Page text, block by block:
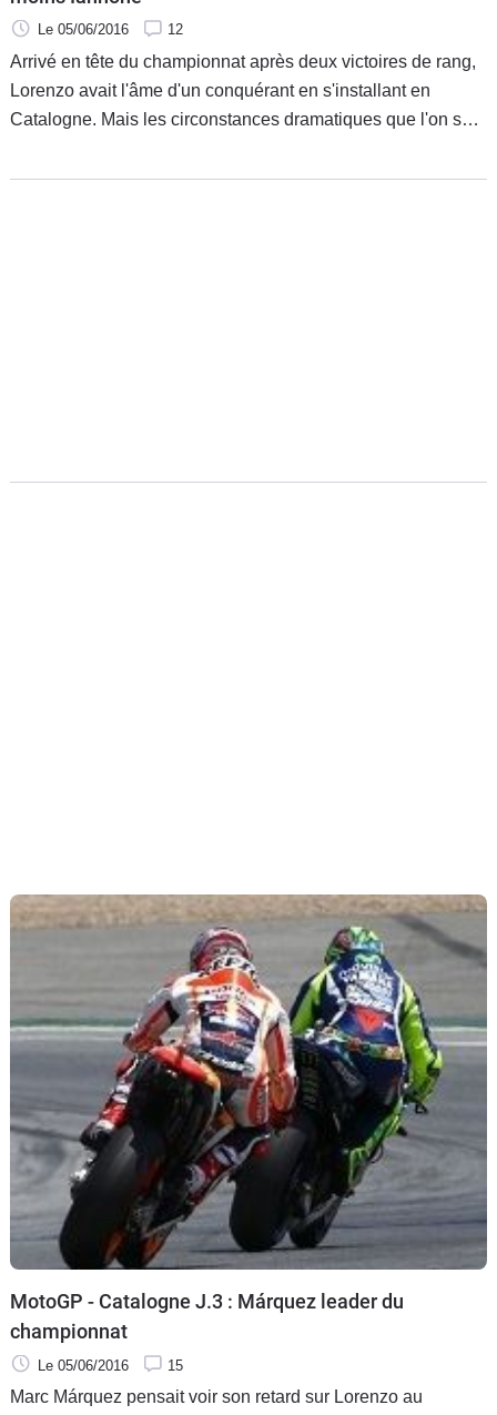
Le 05/06/2016 12
Arrivé en tête du championnat après deux victoires de rang,
Lorenzo avait l'âme d'un conquérant en s'installant en
Catalogne. Mais les circonstances dramatiques que l'on sait
Rossi a trouvé la solution. Por Fuera le félicite.
MotoGP - Catalogne J.3 : Márquez leader du
championnat
Le 05/06/2016 15
Marc Márquez pensait voir son retard sur Lorenzo au